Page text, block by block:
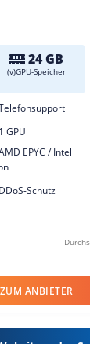
24 GB
(v)GPU-Speicher
GPU
EPYC / Intel
Schutz
ZUM ANBIETER